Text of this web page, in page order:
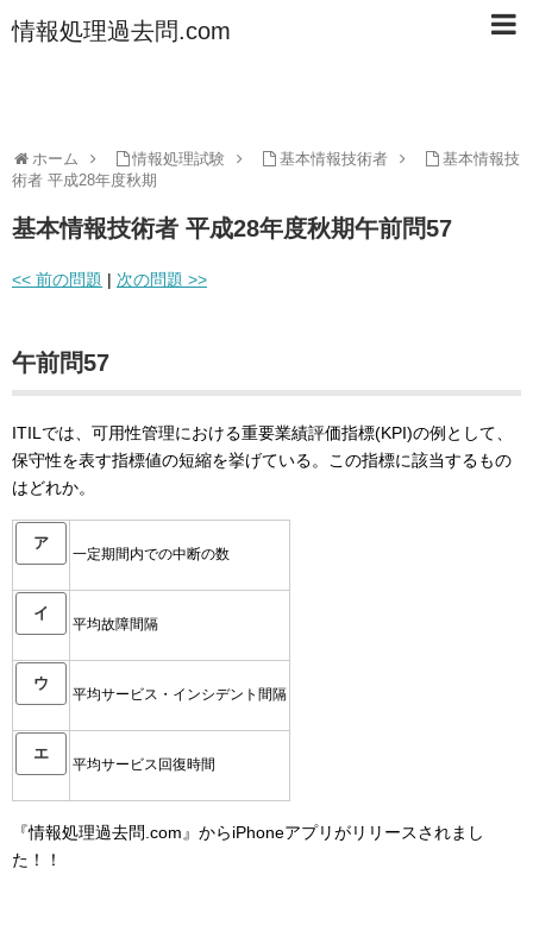
情報処理過去問.com
ホーム 情報処理試験 基本情報技術者
基本情報技
術者 平成28年度秋期
基本情報技術者 平成28年度秋期午前問57
<< 前の問題 | 次の問題 >>
午前問57
ITILでは、可用性管理における重要業績評価指標(KPI)の例として、
保守性を表す指標値の短縮を挙げている。この指標に該当するもの
はどれか。
ア
一定期間内での中断の数
イ
平均故障間隔
ウ
平均サービス・インシデント間隔
エ
平均サービス回復時間
『情報処理過去問.com』からiPhoneアプリがリリースされまし
た！！